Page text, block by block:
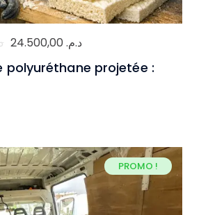
polyuréthane projetée :
Le
prix
initial
د.م.24.500,00
Le
actuel
PROMO !